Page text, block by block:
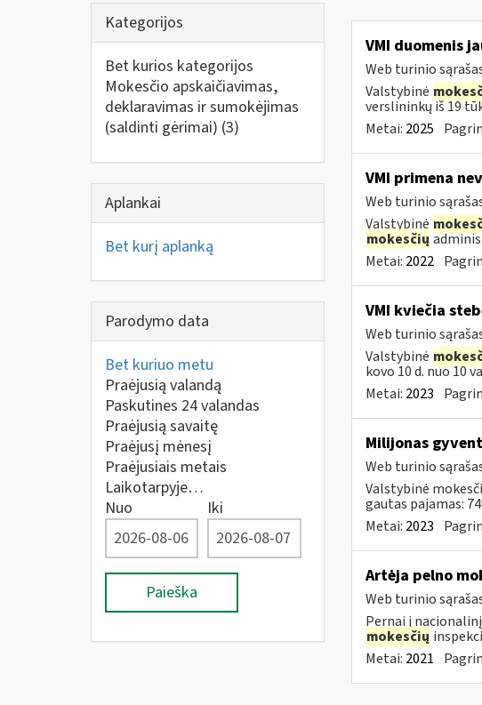
Kategorijos
Bet kurios kategorijos
Mokesčio apskaičiavimas,
deklaravimas ir sumokėjimas
(saldinti gėrimai) (3)
Aplankai
Bet kurį aplanką
Parodymo data
Bet kuriuo metu
Praėjusią valandą
Paskutines 24 valandas
Praėjusią savaitę
Praėjusį mėnesį
Praėjusiais metais
Laikotarpyje…
Nuo
Iki
Paieška
VMI duomenis
Web turinio
Valstybinė
verslininkų iš 19
Metai: 2025
VMI primena
Web turinio
Valstybinė
mokesčių
Metai: 2022
VMI kviečia
Web turinio
Valstybinė
kovo 10 d. nuo 10
Metai: 2023
Milijonas
Web turinio
Valstybinė
gautas pajamas:
Metai: 2023
Artėja pelno
Web turinio
Pernai į
mokesčių
Metai: 2021